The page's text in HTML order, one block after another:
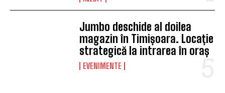
Jumbo deschide al doilea
magazin în Timișoara. Locație
strategică la intrarea în oraș
EVENIMENTE